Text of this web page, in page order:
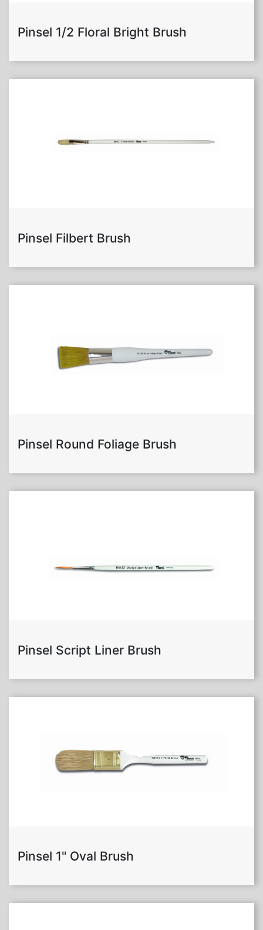
Pinsel 1/2 Floral Bright Brush
Pinsel Filbert Brush
Pinsel Round Foliage Brush
Pinsel Script Liner Brush
Pinsel 1" Oval Brush